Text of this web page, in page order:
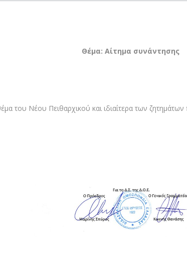
Θέμα: Αίτημα συνάντησης
του Νέου Πειθαρχικού και ιδιαίτερα των